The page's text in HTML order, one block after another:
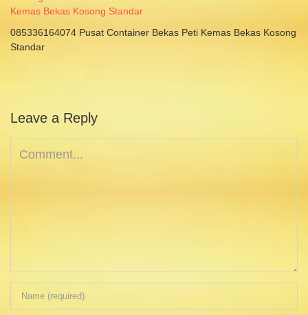
085336164074 Pusat Container Bekas Peti Kemas Bekas Kosong
Standar
Leave a Reply